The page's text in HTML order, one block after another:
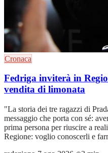
Cronaca
Fedriga inviterà in
vendita di limonata
"La storia dei tre ragazzi di
messaggio che porta con sé:
prima persona per riuscire a
Regione: voglio conoscerli e